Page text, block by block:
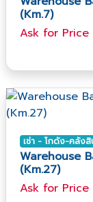
(Km.7)
Ask​ for​ Price
เช่า - โกดัง-คลังสิ
Warehouse
(Km.27)
Ask​ for​ Price